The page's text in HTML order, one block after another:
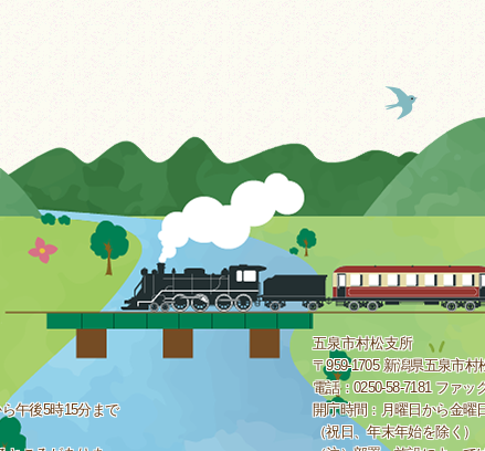
午後5時15分まで
五泉市村松支所
〒959-1705 新潟県五泉市村
電話：0250-58-7181 ファッ
開庁時間：月曜日から金曜
（祝日、年末年始を除く）